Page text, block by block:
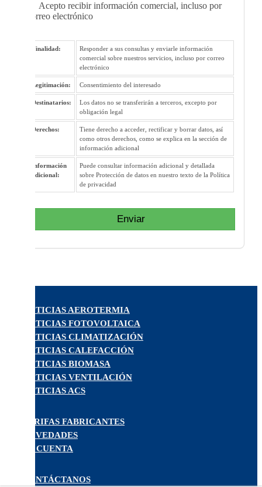
Acepto recibir información comercial, incluso por
correo electrónico
Finalidad:
Responder a sus consultas y enviarle información
comercial sobre nuestros servicios, incluso por correo
electrónico
Legitimación: Consentimiento del interesado
Destinatarios:
Los datos no se transferirán a terceros, excepto por
obligación legal
Derechos:
Tiene derecho a acceder, rectificar y borrar datos, así
como otros derechos, como se explica en la sección de
información adicional
Información
adicional:
Puede consultar información adicional y detallada
sobre Protección de datos en nuestro texto de la Política
de privacidad
Enviar
NOTICIAS AEROTERMIA
NOTICIAS FOTOVOLTAICA
NOTICIAS CLIMATIZACIÓN
NOTICIAS CALEFACCIÓN
NOTICIAS BIOMASA
NOTICIAS VENTILACIÓN
NOTICIAS ACS
TARIFAS FABRICANTES
NOVEDADES
MI CUENTA
CONTÁCTANOS